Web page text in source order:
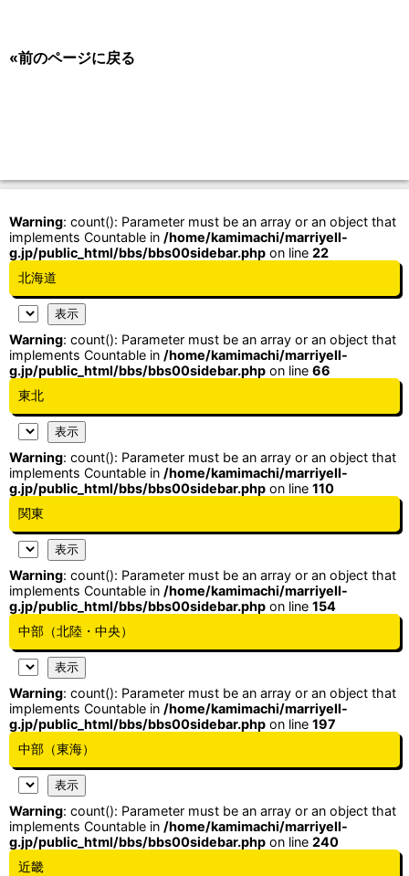
«前のページに戻る
Warning: count(): Parameter must be an array or an object that
implements Countable in /home/kamimachi/marriyell-
g.jp/public_html/bbs/bbs00sidebar.php on line 22
北海道
Warning: count(): Parameter must be an array or an object that
implements Countable in /home/kamimachi/marriyell-
g.jp/public_html/bbs/bbs00sidebar.php on line 66
東北
Warning: count(): Parameter must be an array or an object that
implements Countable in /home/kamimachi/marriyell-
g.jp/public_html/bbs/bbs00sidebar.php on line 110
関東
Warning: count(): Parameter must be an array or an object that
implements Countable in /home/kamimachi/marriyell-
g.jp/public_html/bbs/bbs00sidebar.php on line 154
中部（北陸・中央）
Warning: count(): Parameter must be an array or an object that
implements Countable in /home/kamimachi/marriyell-
g.jp/public_html/bbs/bbs00sidebar.php on line 197
中部（東海）
Warning: count(): Parameter must be an array or an object that
implements Countable in /home/kamimachi/marriyell-
g.jp/public_html/bbs/bbs00sidebar.php on line 240
近畿